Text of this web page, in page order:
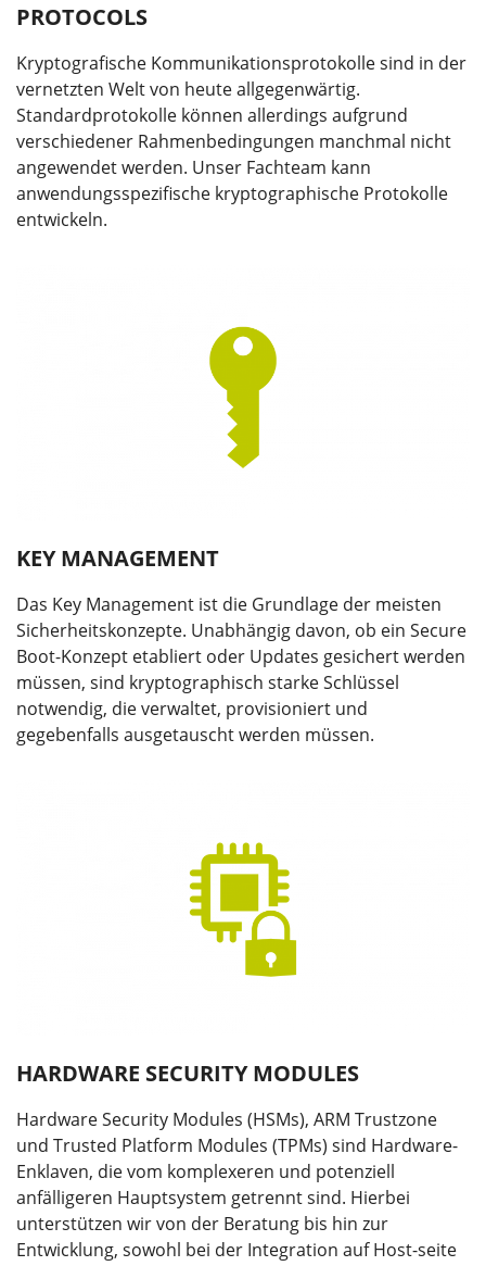
PROTOCOLS
Kryptografische Kommunikationsprotokolle sind in der
vernetzten Welt von heute allgegenwärtig.
Standardprotokolle können allerdings aufgrund
verschiedener Rahmenbedingungen manchmal nicht
angewendet werden. Unser Fachteam kann
anwendungsspezifische kryptographische Protokolle
entwickeln.
KEY MANAGEMENT
Das Key Management ist die Grundlage der meisten
Sicherheitskonzepte. Unabhängig davon, ob ein Secure
Boot-Konzept etabliert oder Updates gesichert werden
müssen, sind kryptographisch starke Schlüssel
notwendig, die verwaltet, provisioniert und
gegebenfalls ausgetauscht werden müssen.
HARDWARE SECURITY MODULES
Hardware Security Modules (HSMs), ARM Trustzone
und Trusted Platform Modules (TPMs) sind Hardware-
Enklaven, die vom komplexeren und potenziell
anfälligeren Hauptsystem getrennt sind. Hierbei
unterstützen wir von der Beratung bis hin zur
Entwicklung, sowohl bei der Integration auf Host-seite